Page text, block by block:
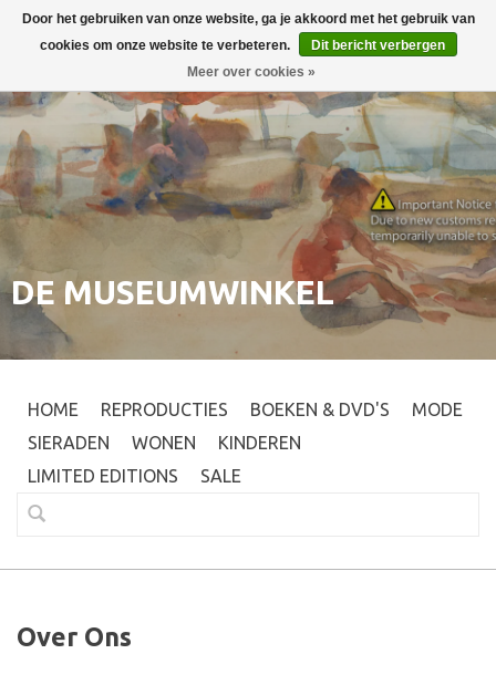
Inloggen 0
DE MUSEUMWINKEL
HOME REPRODUCTIES BOEKEN & DVD'S
MODE
SIERADEN
WONEN
KINDEREN
LIMITED EDITIONS
SALE
Over Ons
Door het gebruiken van onze website, ga je akkoord met het gebruik van
cookies om onze website te verbeteren.
Dit bericht verbergen
Meer over cookies »